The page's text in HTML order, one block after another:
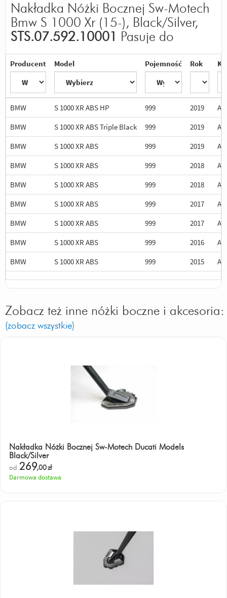
Nakładka Nóżki Bocznej Sw-Motech
Bmw S 1000 Xr (15-), Black/Silver,
STS.07.592.10001
Pasuje do
Producent Model Pojemność Rok
BMW S 1000 XR ABS HP 999 2019
BMW
S 1000 XR ABS Triple Black 999 2019
BMW
S 1000 XR ABS 999 2019
BMW
S 1000 XR ABS 999 2018
BMW
S 1000 XR ABS 999 2018
BMW
S 1000 XR ABS 999 2017
BMW
S 1000 XR ABS 999 2017
BMW
S 1000 XR ABS 999 2016
BMW
S 1000 XR ABS 999 2015
Zobacz też inne nóżki boczne i akcesoria:
(zobacz wszystkie)
Nakładka Nóżki Bocznej Sw-Motech Ducati Models
Black/Silver
od 269,00zł
Darmowa dostawa